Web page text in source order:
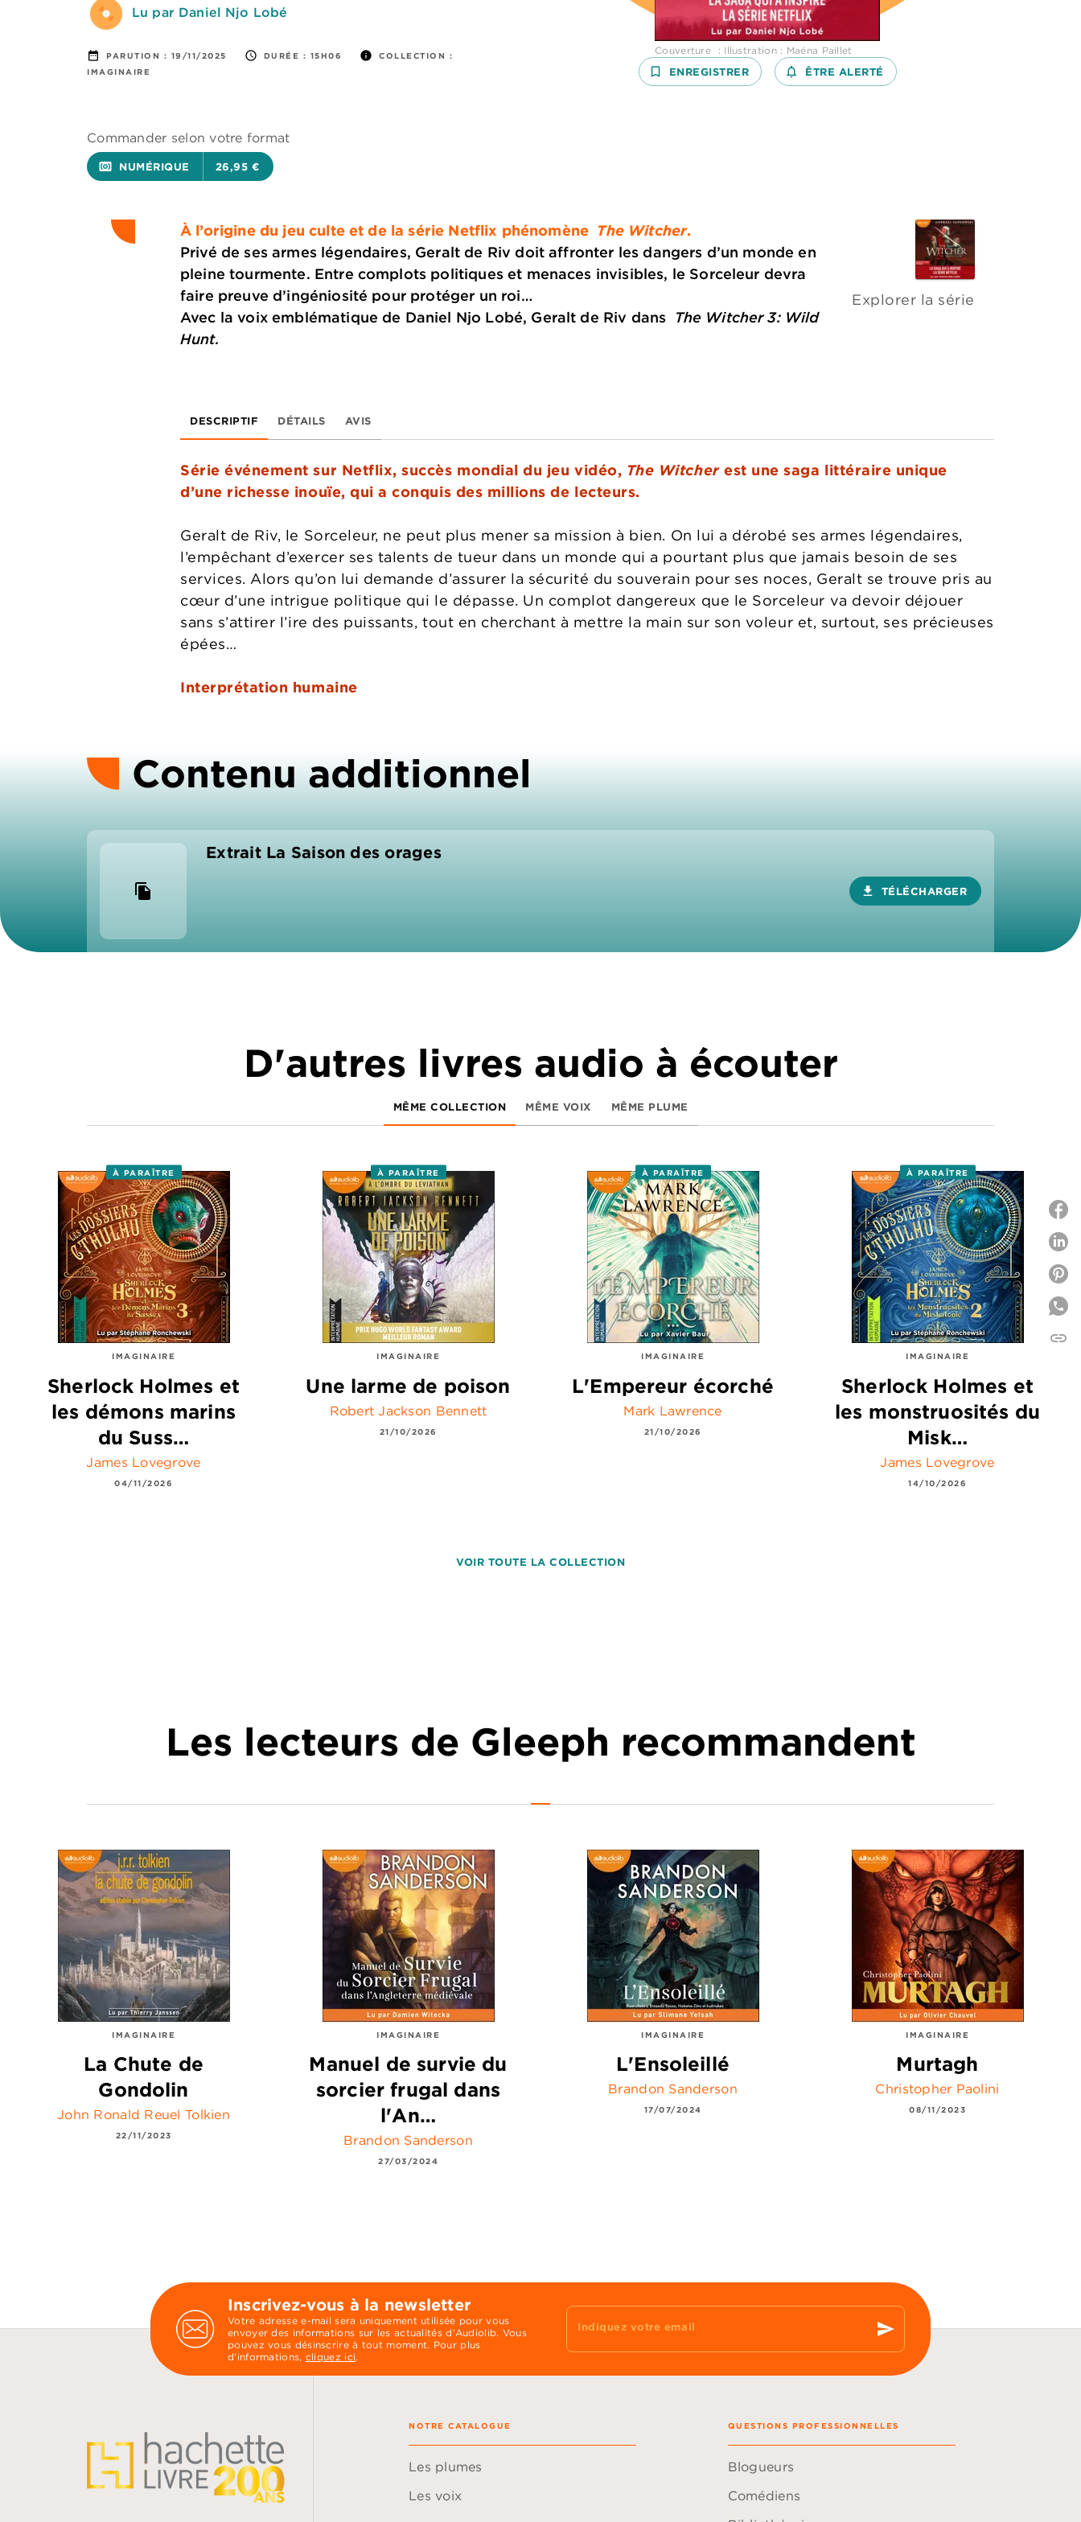
Lu par Daniel Njo Lobé
date_range PARUTION : 19/11/2025 access_time DURÉE : 15H06 info
COLLECTION :
IMAGINAIRE
Commander selon votre format
surround_sound NUMÉRIQUE 26,95 €
Couverture : Illustration : Maéna Paillet
bookmark_border ENREGISTRER notifications_none_outlined
ÊTRE ALERTÉ
À l’origine du jeu culte et de la série Netflix phénomène The Witcher.
Privé de ses armes légendaires, Geralt de Riv doit affronter les dangers d’un monde en
pleine tourmente. Entre complots politiques et menaces invisibles, le Sorceleur devra
faire preuve d’ingéniosité pour protéger un roi…
Avec la voix emblématique de Daniel Njo Lobé, Geralt de Riv dans The Witcher 3: Wild
Hunt.
Explorer la série
DESCRIPTIF DÉTAILS AVIS
Série événement sur Netflix, succès mondial du jeu vidéo, The Witcherest une saga littéraire unique
d’une richesse inouïe, qui a conquis des millions de lecteurs.
Geralt de Riv, le Sorceleur, ne peut plus mener sa mission à bien. On lui a dérobé ses armes légendaires,
l’empêchant d’exercer ses talents de tueur dans un monde qui a pourtant plus que jamais besoin de ses
services. Alors qu’on lui demande d’assurer la sécurité du souverain pour ses noces, Geralt se trouve pris au
cœur d’une intrigue politique qui le dépasse. Un complot dangereux que le Sorceleur va devoir déjouer
sans s’attirer l’ire des puissants, tout en cherchant à mettre la main sur son voleur et, surtout, ses précieuses
épées…
Interprétation humaine
Contenu additionnel
file_copy
Extrait La Saison des orages
download TÉLÉCHARGER
D'autres livres audio à écouter
MÊME COLLECTION MÊME VOIX MÊME PLUME
À PARAÎTRE
IMAGINAIRE
Sherlock Holmes et
les démons marins
du Suss…
James Lovegrove
04/11/2026
À PARAÎTRE
IMAGINAIRE
Une larme de poison
Robert Jackson Bennett
21/10/2026
À PARAÎTRE
IMAGINAIRE
L'Empereur écorché
Mark Lawrence
21/10/2026
À PARAÎTRE
IMAGINAIRE
Sherlock Holmes et
les monstruosités du
Misk…
James Lovegrove
14/10/2026
VOIR TOUTE LA COLLECTION
Les lecteurs de Gleeph recommandent
IMAGINAIRE
La Chute de
Gondolin
John Ronald Reuel Tolkien
22/11/2023
IMAGINAIRE
Manuel de survie du
sorcier frugal dans
l'An…
Brandon Sanderson
27/03/2024
IMAGINAIRE
L'Ensoleillé
Brandon Sanderson
17/07/2024
IMAGINAIRE
Murtagh
Christopher Paolini
08/11/2023
link
Inscrivez-vous à la newsletter
Votre adresse e-mail sera uniquement utilisée pour vous
envoyer des informations sur les actualités d'Audiolib. Vous
pouvez vous désinscrire à tout moment. Pour plus
d’informations, cliquez ici.
Indiquez votre email send
NOTRE CATALOGUE
Les plumes
Les voix
QUESTIONS PROFESSIONNELLES
Blogueurs
Comédiens